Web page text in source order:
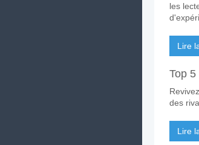
les
Lire
Top
des
Lire